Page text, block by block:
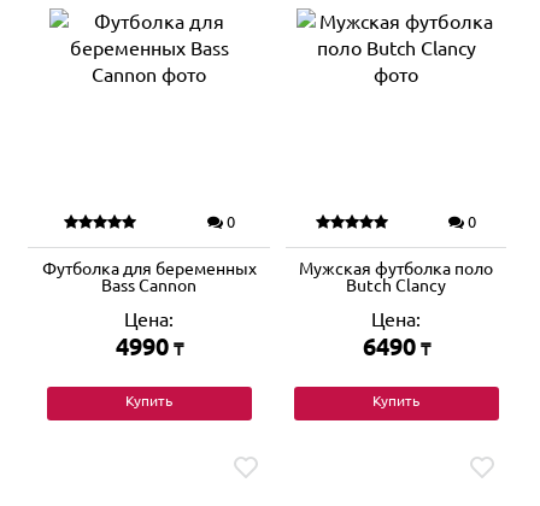
0
Футболка для беременных
Bass Cannon
Цена:
4990 ₸
Купить
0
Мужская футболка поло
Butch Clancy
Цена:
6490 ₸
Купить